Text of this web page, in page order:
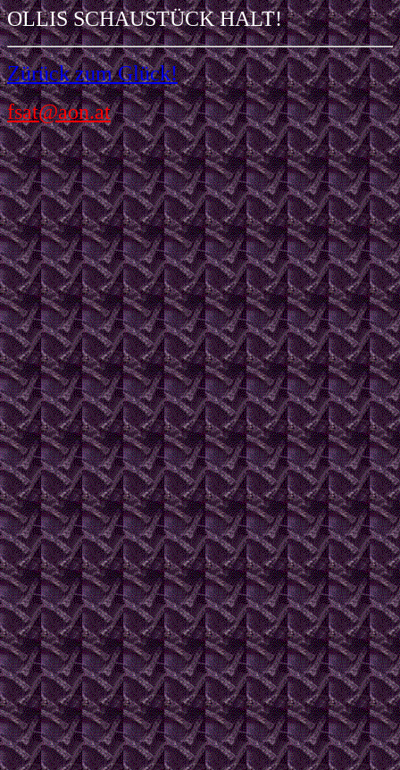
OLLIS SCHAUSTÜCK HALT!
Zürück zum Glück!
fsat@aon.at